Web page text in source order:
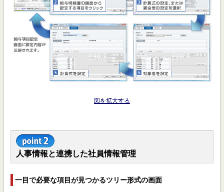
図を拡大する
人事情報と連携した社員情報管理
一目で必要な項目が見つかるツリー形式の画面